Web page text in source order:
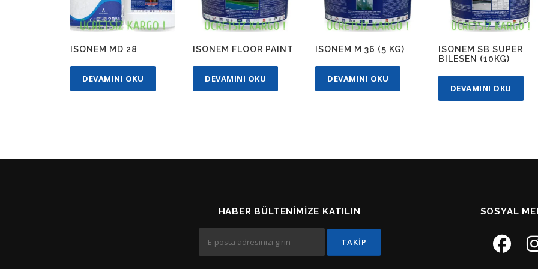
ISONEM MD 28
DEVAMINI OKU
ISONEM FLOOR PAINT
DEVAMINI OKU
ISONEM M 36 (5 KG)
DEVAMINI OKU
ISONEM SB SUPER
BILESEN (10KG)
DEVAMINI OKU
HABER BÜLTENIMIZE KATILIN SOSYAL